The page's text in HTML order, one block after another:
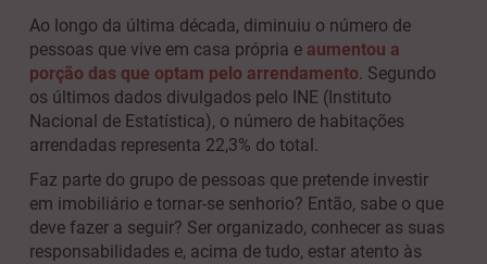
Ao longo da última década, diminuiu o número de
pessoas que vive em casa própria e aumentou a
porção das que optam pelo arrendamento. Segundo
os últimos dados divulgados pelo INE (Instituto
Nacional de Estatística), o número de habitações
arrendadas representa 22,3% do total.
Faz parte do grupo de pessoas que pretende investir
em imobiliário e tornar-se senhorio? Então, sabe o que
deve fazer a seguir? Ser organizado, conhecer as suas
responsabilidades e, acima de tudo, estar atento às